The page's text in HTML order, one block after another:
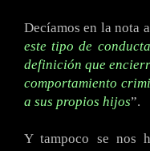
Decíamos en la nota
este tipo de
definición que
comportamiento
a sus propios hijos”.
Y tampoco se nos